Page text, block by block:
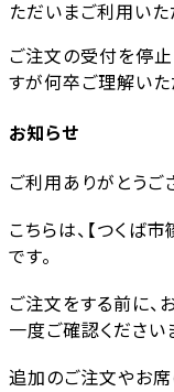
ただいまご利用い
ご注文の受付を停止
すが何卒ご理解い
お知らせ
ご利用ありがとうご
こちらは、【つくば
です。
ご注文をする前に、
一度ご確認ください
追加のご注文やお席